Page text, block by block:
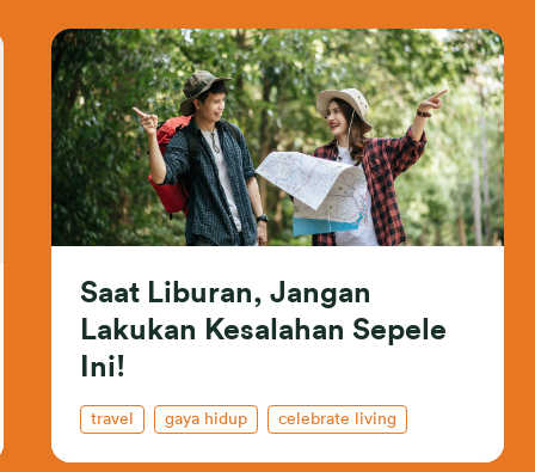
Saat Liburan, Jangan
Lakukan Kesalahan Sepele
Ini!
travel gaya hidup celebrate living